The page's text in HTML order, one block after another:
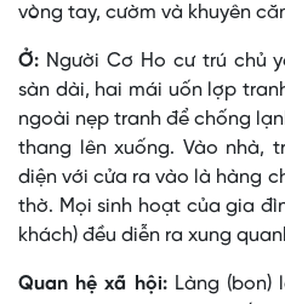
vòng tay, cườm và khuyên
Ở: Người Cơ Ho cư trú chủ
sàn dài, hai mái uốn lợp
ngoài nẹp tranh để chống
thang lên xuống. Vào nhà,
diện với cửa ra vào là hàng
thờ. Mọi sinh hoạt của gia
khách) đều diễn ra xung
Quan hệ xã hội: Làng